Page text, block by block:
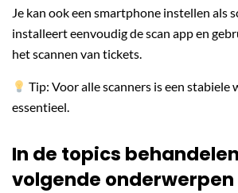
Je kan ook een smartphone instellen als
installeert eenvoudig de scan app en
het scannen van tickets.
Tip: Voor alle scanners is een
essentieel.
In de topics
volgende onderwerpen